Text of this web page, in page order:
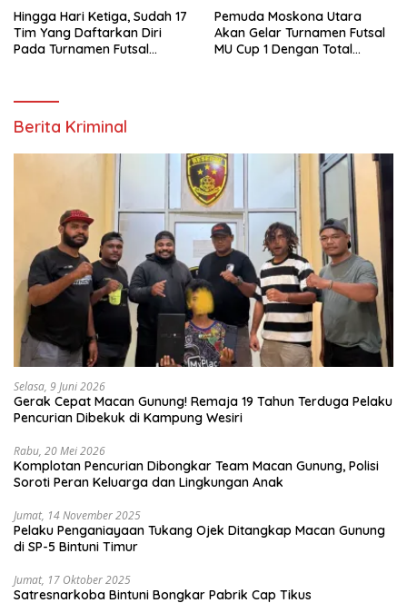
Hingga Hari Ketiga, Sudah 17
Tim Yang Daftarkan Diri
Pada Turnamen Futsal
Pemuda Moskona Utara
Akan Gelar Turnamen Futsal
MU Cup 1 Dengan Total
Berita Kriminal
Selasa, 9 Juni 2026
Gerak Cepat Macan Gunung! Remaja 19 Tahun Terduga Pelaku
Pencurian Dibekuk di Kampung Wesiri
Rabu, 20 Mei 2026
Komplotan Pencurian Dibongkar Team Macan Gunung, Polisi
Soroti Peran Keluarga dan Lingkungan Anak
Jumat, 14 November 2025
Pelaku Penganiayaan Tukang Ojek Ditangkap Macan Gunung
di SP-5 Bintuni Timur
Jumat, 17 Oktober 2025
Satresnarkoba Bintuni Bongkar Pabrik Cap Tikus